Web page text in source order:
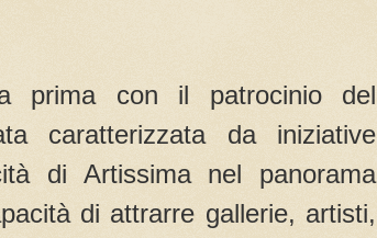
prima con il patrocinio del
caratterizzata da iniziative
di Artissima nel panorama
di attrarre gallerie, artisti,